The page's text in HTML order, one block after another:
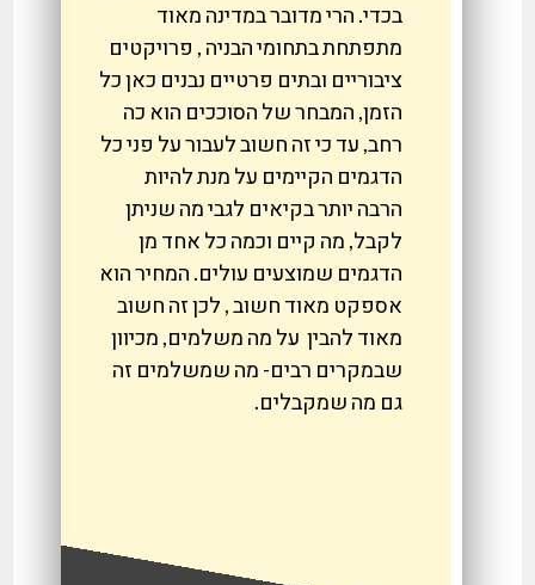
בכדי. הרי מדובר במדינה מאוד
מתפתחת בתחומי הבניה , פרויקטים
ציבוריים ובתים פרטיים נבנים כאן כל
הזמן, המבחר של הסוככים הוא כה
רחב, עד כי זה חשוב לעבור על פני כל
הדגמים הקיימים על מנת להיות
הרבה יותר בקיאים לגבי מה שניתן
לקבל, מה קיים וכמה כל אחד מן
הדגמים שמוצעים עולים. המחיר הוא
אספקט מאוד חשוב , לכן זה חשוב
מאוד להבין על מה משלמים, מכיוון
שבמקרים רבים- מה שמשלמים זה
גם מה שמקבלים.